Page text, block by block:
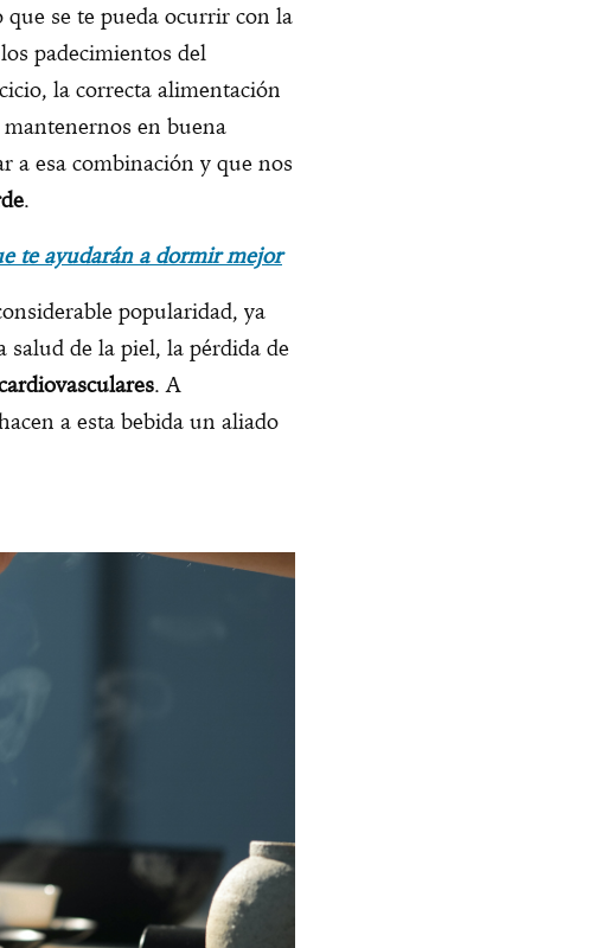
se te pueda ocurrir con la
padecimientos del
la correcta alimentación
en buena
a esa combinación y que nos
.
te ayudarán a dormir mejor
popularidad, ya
salud de la piel, la pérdida de
. A
a esta bebida un aliado